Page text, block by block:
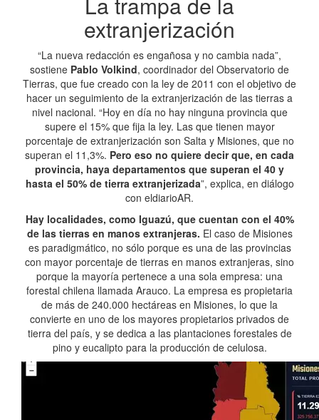
extranjerización
“La nueva redacción es engañosa y no cambia nada”,
sostiene Pablo Volkind, coordinador del Observatorio de
Tierras, que fue creado con la ley de 2011 con el objetivo de
hacer un seguimiento de la extranjerización de las tierras a
nivel nacional. “Hoy en día no hay ninguna provincia que
supere el 15% que fija la ley. Las que tienen mayor
porcentaje de extranjerización son Salta y Misiones, que no
superan el 11,3%. Pero eso no quiere decir que, en cada
provincia, haya departamentos que superan el 40 y
hasta el 50% de tierra extranjerizada”, explica, en diálogo
con eldiarioAR.
Hay localidades, como Iguazú, que cuentan con el 40%
de las tierras en manos extranjeras. El caso de Misiones
es paradigmático, no sólo porque es una de las provincias
con mayor porcentaje de tierras en manos extranjeras, sino
porque la mayoría pertenece a una sola empresa: una
forestal chilena llamada Arauco. La empresa es propietaria
de más de 240.000 hectáreas en Misiones, lo que la
convierte en uno de los mayores propietarios privados de
tierra del país, y se dedica a las plantaciones forestales de
pino y eucalipto para la producción de celulosa.